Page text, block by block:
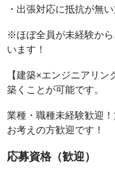
・出張対応に抵抗が無
※ほぼ全員が未経験か
います！
【建築×エンジニアリ
築くことが可能です。
業種・職種未経験歓迎
お考えの方歓迎です！
応募資格（歓迎）